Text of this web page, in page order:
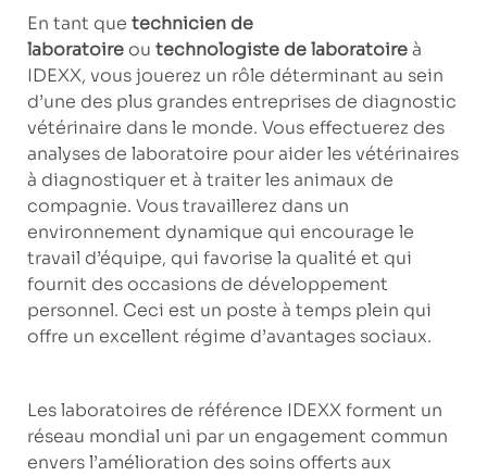
En tant que technicien de
laboratoire ou technologiste de laboratoireà
IDEXX, vous jouerez un rôle déterminant au sein
d’une des plus grandes entreprises de diagnostic
vétérinaire dans le monde. Vous effectuerez des
analyses de laboratoire pour aider les vétérinaires
à diagnostiquer et à traiter les animaux de
compagnie. Vous travaillerez dans un
environnement dynamique qui encourage le
travail d’équipe, qui favorise la qualité et qui
fournit des occasions de développement
personnel. Ceci est un poste à temps plein qui
offre un excellent régime d’avantages sociaux.
Les laboratoires de référence IDEXX forment un
réseau mondial uni par un engagement commun
envers l’amélioration des soins offerts aux